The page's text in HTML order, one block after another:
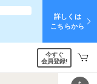
詳しくは
こちらから
今すぐ
会員登録!